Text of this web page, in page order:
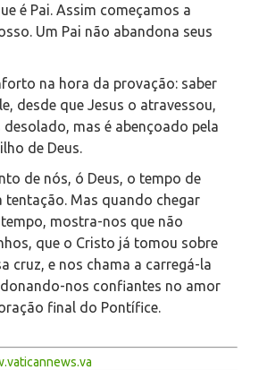
é Pai. Assim começamos a
Um Pai não abandona seus
na hora da provação: saber
desde que Jesus o atravessou,
desolado, mas é abençoado pela
de Deus.
de nós, ó Deus, o tempo de
tentação. Mas quando chegar
mostra-nos que não
que o Cristo já tomou sobre
cruz, e nos chama a carregá-la
nos confiantes no amor
final do Pontífice.